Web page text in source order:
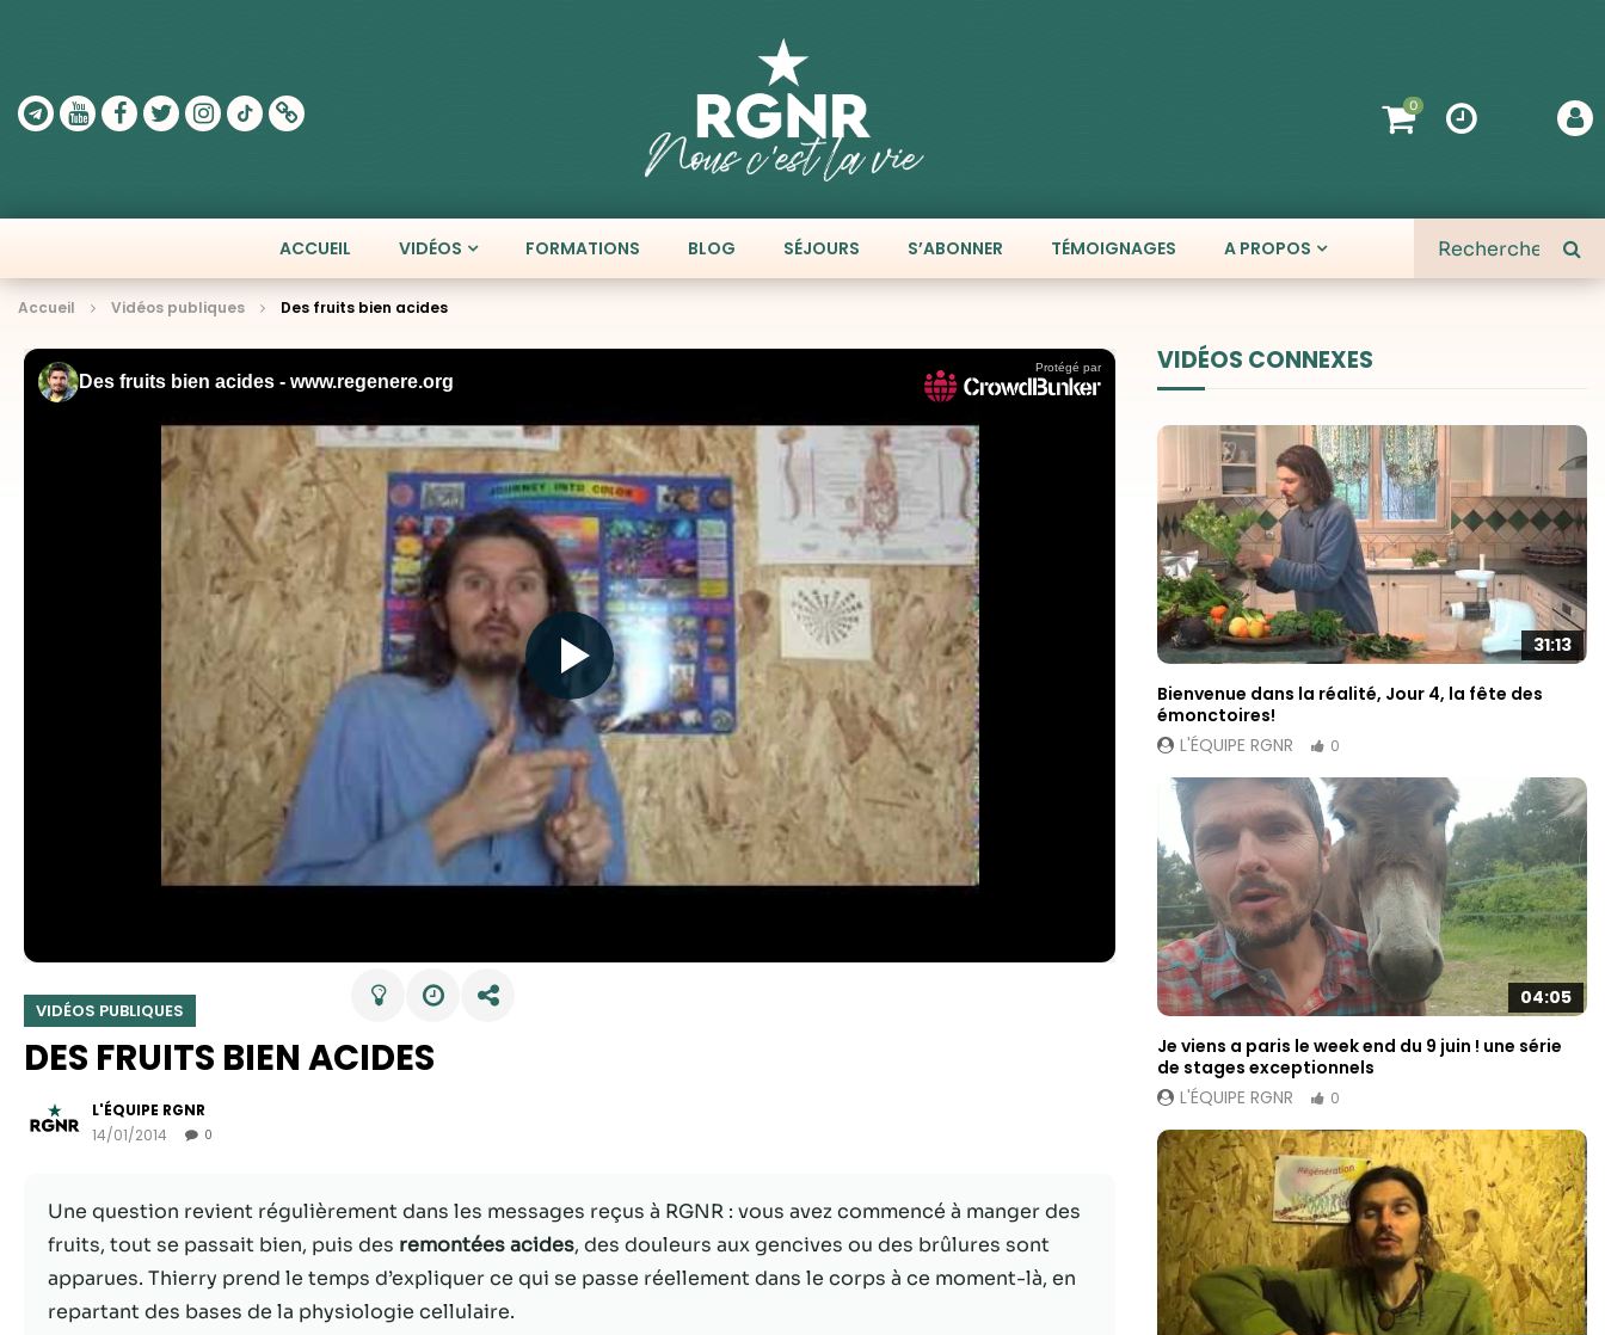
0
ACCUEIL VIDÉOS FORMATIONS BLOG SÉJOURS S’ABONNER TÉMOIGNAGES A PROPOS
Accueil Vidéos publiques Des fruits bien acides
VIDÉOS PUBLIQUES
DES FRUITS BIEN ACIDES
L'ÉQUIPE RGNR
14/01/2014
0
Une question revient régulièrement dans les messages reçus à RGNR : vous avez commencé à manger des
fruits, tout se passait bien, puis des remontées acides, des douleurs aux gencives ou des brûlures sont
apparues. Thierry prend le temps d’expliquer ce qui se passe réellement dans le corps à ce moment-là, en
repartant des bases de la physiologie cellulaire.
VIDÉOS CONNEXES
31:13
Bienvenue dans la réalité, Jour 4, la fête des
émonctoires!
L'ÉQUIPE RGNR
0
04:05
Je viens a paris le week end du 9 juin ! une série
de stages exceptionnels
L'ÉQUIPE RGNR
0
Nécessaire
Ces cookies ne
sont
améliorer la
fonctionnalité
et la structure
du site Web,